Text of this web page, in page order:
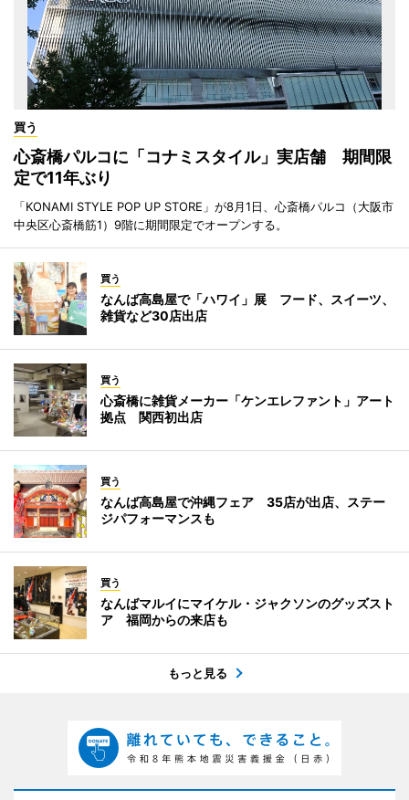
買う
心斎橋パルコに「コナミスタイル」実店舗 期間限
定で11年ぶり
「KONAMI STYLE POP UP STORE」が8月1日、心斎橋パルコ（大阪市
中央区心斎橋筋1）9階に期間限定でオープンする。
買う
なんば高島屋で「ハワイ」展 フード、スイーツ、
雑貨など30店出店
買う
心斎橋に雑貨メーカー「ケンエレファント」アート
拠点 関西初出店
買う
なんば高島屋で沖縄フェア 35店が出店、ステー
ジパフォーマンスも
買う
なんばマルイにマイケル・ジャクソンのグッズスト
ア 福岡からの来店も
もっと見る